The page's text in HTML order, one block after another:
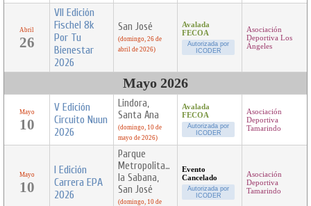
Abril
26
VII Edición
Fischel 8k
Por Tu
Bienestar
2026
San José
(domingo, 26 de
abril de 2026)
Avalada
FECOA
Autorizada por
ICODER
Asociación
Deportiva Los
Ángeles
Mayo 2026
Mayo
10
V Edición
Circuito Nuun
2026
Lindora,
Santa Ana
(domingo, 10 de
mayo de 2026)
Avalada
FECOA
Autorizada por
ICODER
Asociación
Deportiva
Tamarindo
Mayo
10
I Edición
Carrera EPA
2026
Parque
Metropolitano
la Sabana,
San José
(domingo, 10 de
Evento
Cancelado
Autorizada por
ICODER
Asociación
Deportiva
Tamarindo